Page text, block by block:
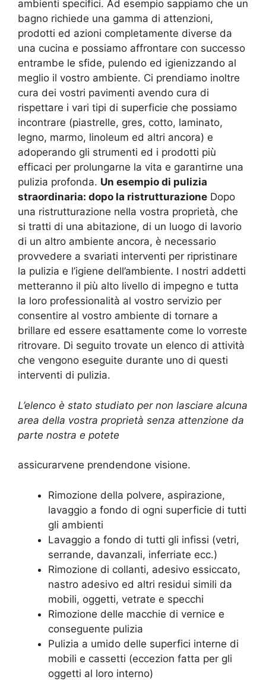
ambienti specifici. Ad esempio sappiamo che un
bagno richiede una gamma di attenzioni,
prodotti ed azioni completamente diverse da
una cucina e possiamo affrontare con successo
entrambe le sfide, pulendo ed igienizzando al
meglio il vostro ambiente. Ci prendiamo inoltre
cura dei vostri pavimenti avendo cura di
rispettare i vari tipi di superficie che possiamo
incontrare (piastrelle, gres, cotto, laminato,
legno, marmo, linoleum ed altri ancora) e
adoperando gli strumenti ed i prodotti più
efficaci per prolungarne la vita e garantirne una
pulizia profonda. Un esempio di pulizia
straordinaria: dopo la ristrutturazione Dopo
una ristrutturazione nella vostra proprietà, che
si tratti di una abitazione, di un luogo di lavorio
di un altro ambiente ancora, è necessario
provvedere a svariati interventi per ripristinare
la pulizia e l’igiene dell’ambiente. I nostri addetti
metteranno il più alto livello di impegno e tutta
la loro professionalità al vostro servizio per
consentire al vostro ambiente di tornare a
brillare ed essere esattamente come lo vorreste
ritrovare. Di seguito trovate un elenco di attività
che vengono eseguite durante uno di questi
interventi di pulizia.
L’elenco è stato studiato per non lasciare alcuna
area della vostra proprietà senza attenzione da
parte nostra e potete
assicurarvene prendendone visione.
Rimozione della polvere, aspirazione,
lavaggio a fondo di ogni superficie di tutti
gli ambienti
Lavaggio a fondo di tutti gli infissi (vetri,
serrande, davanzali, inferriate ecc.)
Rimozione di collanti, adesivo essiccato,
nastro adesivo ed altri residui simili da
mobili, oggetti, vetrate e specchi
Rimozione delle macchie di vernice e
conseguente pulizia
Pulizia a umido delle superfici interne di
mobili e cassetti (eccezion fatta per gli
oggetti al loro interno)